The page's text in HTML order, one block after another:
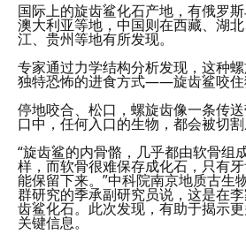
国际上的旋齿鲨化石产地，有俄罗斯
澳大利亚等地，中国则在西藏、湖
江、贵州等地有所发现。
专家通过力学结构分析发现，这种
独特恐怖的进食方式——旋齿鲨咬住
停地咬合、松口，螺旋齿像一条传
口中，任何入口的生物，都会被切割
“旋齿鲨的内骨骼，几乎都由软骨组
样，而软骨很难保存成化石，只有
能保留下来。”中科院南京地质古生
群研究的季承副研究员说，这是在
齿鲨化石。此次发现，有助于揭示
关键信息。